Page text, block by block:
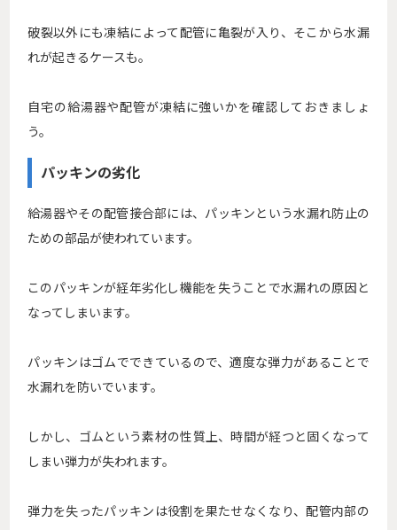
破裂以外にも凍結によって配管に亀裂が入り、そこから水漏
れが起きるケースも。
自宅の給湯器や配管が凍結に強いかを確認しておきましょ
う。
パッキンの劣化
給湯器やその配管接合部には、パッキンという水漏れ防止の
ための部品が使われています。
このパッキンが経年劣化し機能を失うことで水漏れの原因と
なってしまいます。
パッキンはゴムでできているので、適度な弾力があることで
水漏れを防いでいます。
しかし、ゴムという素材の性質上、時間が経つと固くなって
しまい弾力が失われます。
弾力を失ったパッキンは役割を果たせなくなり、配管内部の